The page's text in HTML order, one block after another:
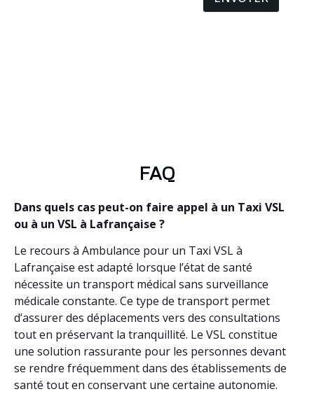
FAQ
Dans quels cas peut-on faire appel à un Taxi VSL
ou à un VSL à Lafrançaise ?
Le recours à Ambulance pour un Taxi VSL à
Lafrançaise est adapté lorsque l’état de santé
nécessite un transport médical sans surveillance
médicale constante. Ce type de transport permet
d’assurer des déplacements vers des consultations
tout en préservant la tranquillité. Le VSL constitue
une solution rassurante pour les personnes devant
se rendre fréquemment dans des établissements de
santé tout en conservant une certaine autonomie.